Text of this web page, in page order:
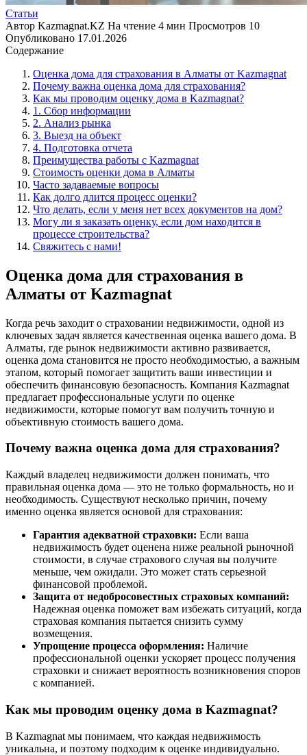
Статьи
Автор Kazmagnat.KZ На чтение 4 мин Просмотров 10
Опубликовано 17.01.2026
Содержание
Оценка дома для страхования в Алматы от Kazmagnat
Почему важна оценка дома для страхования?
Как мы проводим оценку дома в Kazmagnat?
1. Сбор информации
2. Анализ рынка
3. Выезд на объект
4. Подготовка отчета
Преимущества работы с Kazmagnat
Стоимость оценки дома в Алматы
Часто задаваемые вопросы
Как долго длится процесс оценки?
Что делать, если у меня нет всех документов на дом?
Могу ли я заказать оценку, если дом находится в
процессе строительства?
Свяжитесь с нами!
Оценка дома для страхования в
Алматы от Kazmagnat
Когда речь заходит о страховании недвижимости, одной из
ключевых задач является качественная оценка вашего дома. В
Алматы, где рынок недвижимости активно развивается,
оценка дома становится не просто необходимостью, а важным
этапом, который помогает защитить ваши инвестиции и
обеспечить финансовую безопасность. Компания Kazmagnat
предлагает профессиональные услуги по оценке
недвижимости, которые помогут вам получить точную и
объективную стоимость вашего дома.
Почему важна оценка дома для страхования?
Каждый владелец недвижимости должен понимать, что
правильная оценка дома — это не только формальность, но и
необходимость. Существуют несколько причин, почему
именно оценка является основой для страхования:
Гарантия адекватной страховки: Если ваша
недвижимость будет оценена ниже реальной рыночной
стоимости, в случае страхового случая вы получите
меньше, чем ожидали. Это может стать серьезной
финансовой проблемой.
Защита от недобросовестных страховых компаний:
Надежная оценка поможет вам избежать ситуаций, когда
страховая компания пытается снизить сумму
возмещения.
Упрощение процесса оформления: Наличие
профессиональной оценки ускоряет процесс получения
страховки и снижает вероятность возникновения споров
с компанией.
Как мы проводим оценку дома в Kazmagnat?
В Kazmagnat мы понимаем, что каждая недвижимость
уникальна, и поэтому подходим к оценке индивидуально.